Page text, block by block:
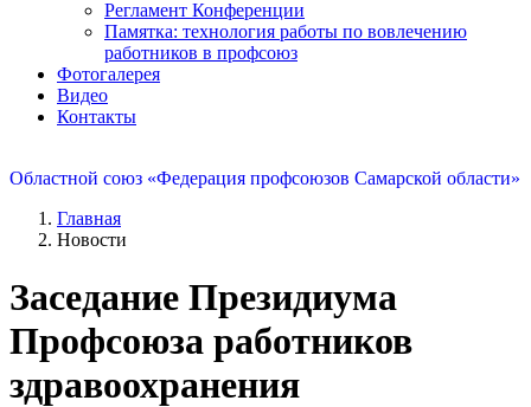
Регламент Конференции
Памятка: технология работы по вовлечению
работников в профсоюз
Фотогалерея
Видео
Контакты
Областной союз «Федерация профсоюзов Самарской области»
Главная
Новости
Заседание Президиума
Профсоюза работников
здравоохранения